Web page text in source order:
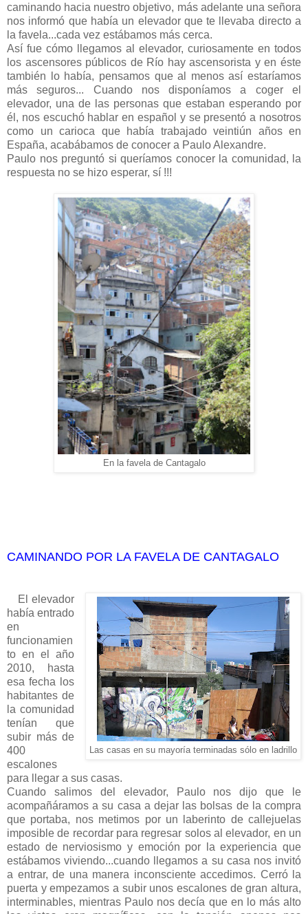
caminando hacia nuestro objetivo, más adelante una señora
nos informó que había un elevador que te llevaba directo a
la favela...cada vez estábamos más cerca.
Así fue cómo llegamos al elevador, curiosamente en todos
los ascensores públicos de Río hay ascensorista y en éste
también lo había, pensamos que al menos así estaríamos
más seguros... Cuando nos disponíamos a coger el
elevador, una de las personas que estaban esperando por
él, nos escuchó hablar en español y se presentó a nosotros
como un carioca que había trabajado veintiún años en
España, acabábamos de conocer a Paulo Alexandre.
Paulo nos preguntó si queríamos conocer la comunidad, la
respuesta no se hizo esperar, sí !!!
En la favela de Cantagalo
CAMINANDO POR LA FAVELA DE CANTAGALO
Las casas en su mayoría terminadas sólo en ladrillo
El elevador
había entrado
en
funcionamien
to en el año
2010, hasta
esa fecha los
habitantes de
la comunidad
tenían que
subir más de
400
escalones
para llegar a sus casas.
Cuando salimos del elevador, Paulo nos dijo que le
acompañáramos a su casa a dejar las bolsas de la compra
que portaba, nos metimos por un laberinto de callejuelas
imposible de recordar para regresar solos al elevador, en un
estado de nerviosismo y emoción por la experiencia que
estábamos viviendo...cuando llegamos a su casa nos invitó
a entrar, de una manera inconsciente accedimos. Cerró la
puerta y empezamos a subir unos escalones de gran altura,
interminables, mientras Paulo nos decía que en lo más alto